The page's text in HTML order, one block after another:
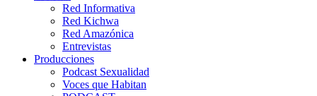
Red Informativa
Red Kichwa
Red Amazónica
Entrevistas
Producciones
Podcast Sexualidad
Voces que Habitan